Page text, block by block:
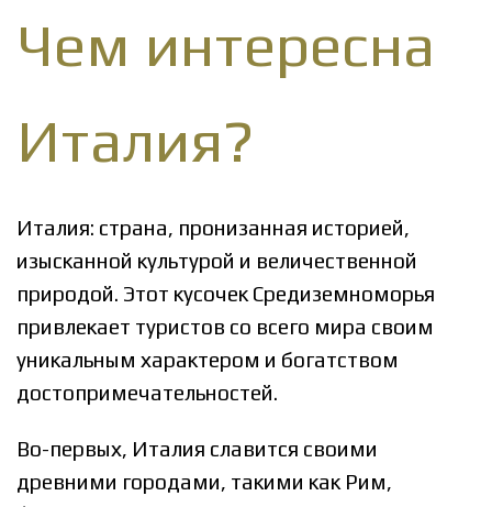
Чем интересна
Италия?
Италия: страна, пронизанная историей,
изысканной культурой и величественной
природой. Этот кусочек Средиземноморья
привлекает туристов со всего мира своим
уникальным характером и богатством
достопримечательностей.
Во-первых, Италия славится своими
древними городами, такими как Рим,